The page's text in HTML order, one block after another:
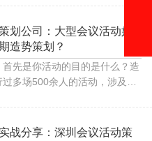
。
划公司：大型会议活动如
造势策划？
首先是你活动的目的是什么？造
多场500余人的活动，涉及接
住宿、例会餐饮
战分享：深圳会议活动策